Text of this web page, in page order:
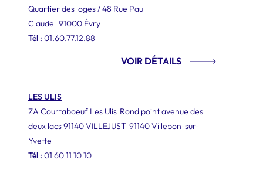
Quartier des loges / 48 Rue Paul
Claudel 91000 Évry
Tél : 01.60.77.12.88
VOIR DÉTAILS
LES ULIS
ZA Courtaboeuf Les Ulis Rond point avenue des
deux lacs 91140 VILLEJUST 91140 Villebon-sur-
Yvette
Tél : 01 60 11 10 10